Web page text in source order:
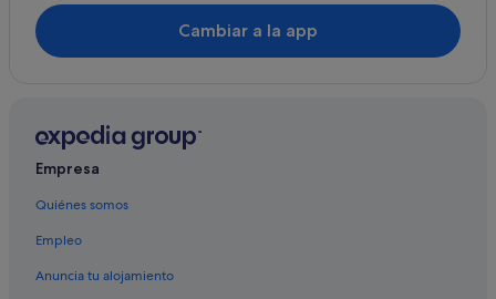
Opoa hoteles
Campings de caravanas en Bora Bora
Relais & Chateaux hoteles en Bora Bora
Hoteles de 4 estrellas en Bora Bora
Hoteles con piscina en Bora Bora
Apartamentos en Bora Bora
Cambiar a la app
Empresa
Quiénes somos
Empleo
Anuncia tu alojamiento